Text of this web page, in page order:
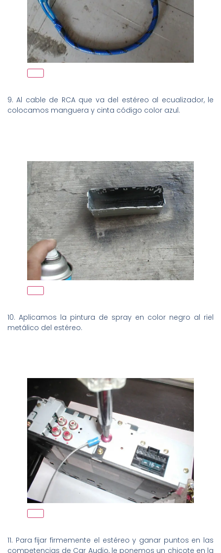
9. Al cable de RCA que va del estéreo al ecualizador, le
colocamos manguera y cinta código color azul.
10. Aplicamos la pintura de spray en color negro al riel
metálico del estéreo.
11. Para fijar firmemente el estéreo y ganar puntos en las
competencias de Car Audio, le ponemos un chicote en la